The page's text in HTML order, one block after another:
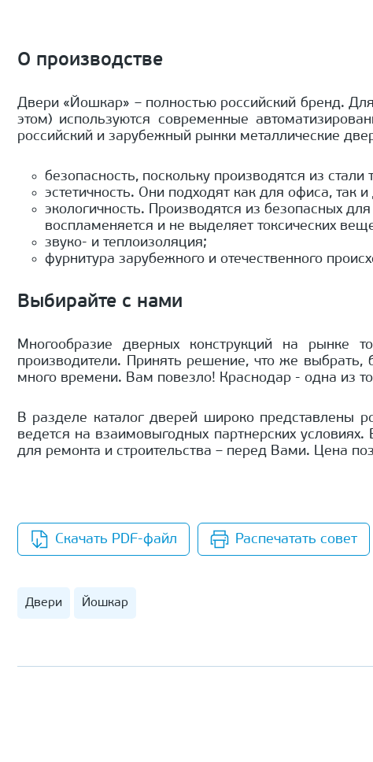
О производстве
Двери «Йошкар» – полностью российский бренд.
этом) используются современные
российский и зарубежный рынки металлические
безопасность, поскольку производятся из
эстетичность. Они подходят как для офиса, так
экологичность. Производятся из безопасных
воспламеняется и не выделяет токсических
звуко- и теплоизоляция;
фурнитура зарубежного и отечественного
Выбирайте с нами
Многообразие дверных конструкций на рынке
производители. Принять решение, что же
много времени. Вам повезло! Краснодар - одна из
В разделе каталог дверей широко представлены
ведется на взаимовыгодных партнерских
для ремонта и строительства – перед Вами. Цена
Скачать PDF-файл Распечатать совет
Двери Йошкар